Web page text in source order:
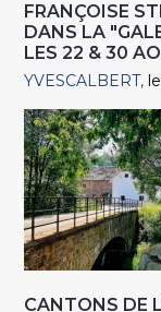
FRANÇOISE
DANS LA
LES 22 & 30
YVESCALBERT
CANTONS DE